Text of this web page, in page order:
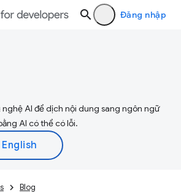
Đăng nhập
AI để dịch nội dung sang ngôn ngữ
AI có thể có lỗi.
Blog